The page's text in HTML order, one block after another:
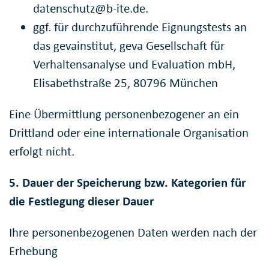
datenschutz@b-ite.de.
ggf. für durchzuführende Eignungstests an
das gevainstitut, geva Gesellschaft für
Verhaltensanalyse und Evaluation mbH,
Elisabethstraße 25, 80796 München
Eine Übermittlung personenbezogener an ein
Drittland oder eine internationale Organisation
erfolgt nicht.
5. Dauer der Speicherung bzw. Kategorien für
die Festlegung dieser Dauer
Ihre personenbezogenen Daten werden nach der
Erhebung